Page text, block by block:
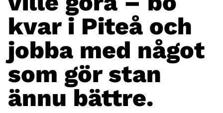
kvar i Piteå och
jobba med något
som gör stan
ännu bättre.